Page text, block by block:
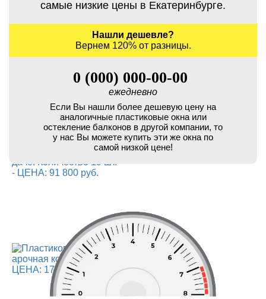
самые низкие цены в Екатеринбурге.
Нашли дешевле?
Вернем 120% от разницы.
0 (000) 000-00-00
ежедневно
Если Вы нашли более дешевую цену на
аналогичные пластиковые окна или
остекление балконов в другой компании, то
у нас Вы можете купить эти же окна по
самой низкой цене!